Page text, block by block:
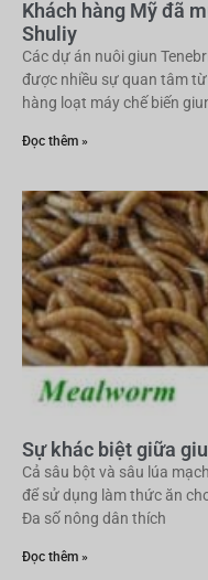
Khách hàng Mỹ đã
Shuliy
Các dự án nuôi giun
được nhiều sự quan tâm
hàng loạt máy chế biến
Đọc thêm »
Sự khác biệt giữa
Cả sâu bột và sâu lúa
để sử dụng làm thức ăn
Đa số nông dân thích
Đọc thêm »